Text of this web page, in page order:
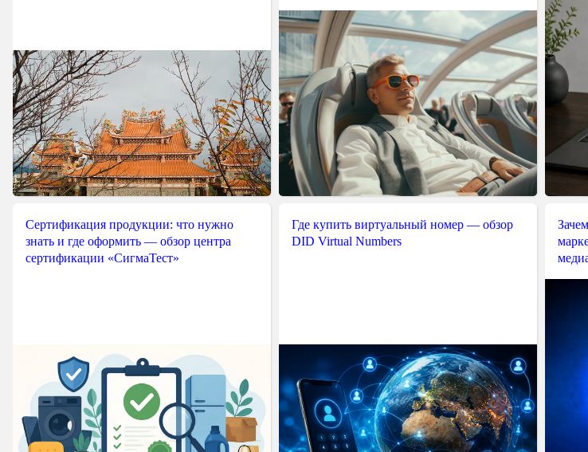
Сертификация продукции: что нужно
знать и где оформить — обзор центра
сертификации «СигмаТест»
Где купить виртуальный номер — обзор
DID Virtual Numbers